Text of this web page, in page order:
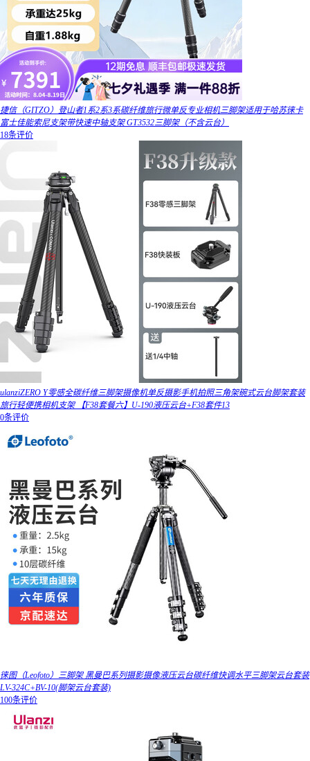
捷信（GITZO）登山者1系2系3系碳纤维旅行微单反专业相机三脚架适用于哈苏徕卡
富士佳能索尼支架带快速中轴支架 GT3532三脚架（不含云台）
18条评价
ulanziZERO Y零感全碳纤维三脚架摄像机单反摄影手机拍照三角架碗式云台脚架套装
旅行轻便携相机支架 【F38套餐六】U-190液压云台+F38套件13
0条评价
徕图（Leofoto）三脚架 黑曼巴系列摄影摄像液压云台碳纤维快调水平三脚架云台套装
LV-324C+BV-10(脚架云台套装)
100条评价